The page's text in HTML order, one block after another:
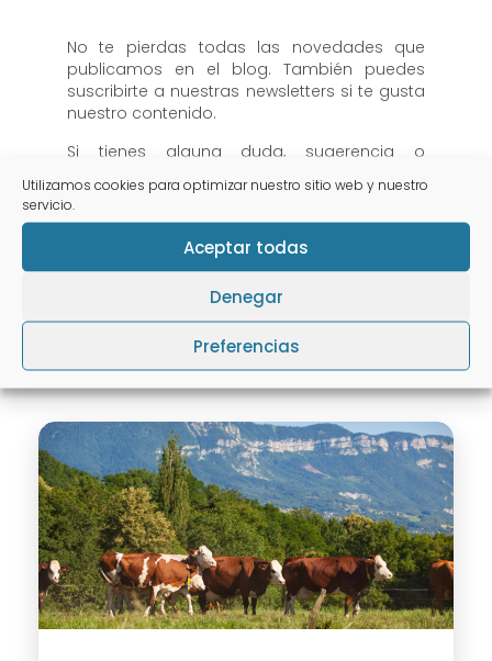
Utilizamos cookies para optimizar nuestro sitio web y nuestro
servicio.
Aceptar todas
Denegar
Preferencias
No te pierdas todas las novedades que
publicamos en el blog. También puedes
suscribirte a nuestras newsletters si te gusta
nuestro contenido.
Si tienes alguna duda, sugerencia o
nosotros, estamos a tu disposición.
Ver todos los artículos